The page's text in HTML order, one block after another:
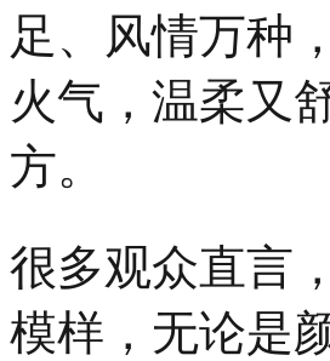
年
足、风情万种
火气，温柔又
方。
很多观众直言
模样，无论是